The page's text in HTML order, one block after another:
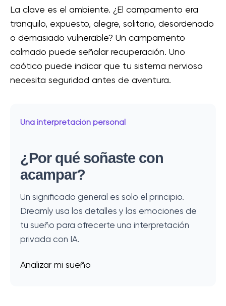
La clave es el ambiente. ¿El campamento era
tranquilo, expuesto, alegre, solitario, desordenado
o demasiado vulnerable? Un campamento
calmado puede señalar recuperación. Uno
caótico puede indicar que tu sistema nervioso
necesita seguridad antes de aventura.
Una interpretación personal
¿Por qué soñaste con
acampar?
Un significado general es solo el principio.
Dreamly usa los detalles y las emociones de
tu sueño para ofrecerte una interpretación
privada con IA.
Analizar mi sueño